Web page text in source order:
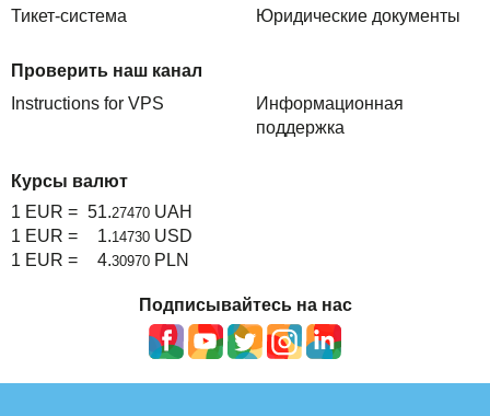
Тикет-система
Юридические документы
Проверить наш канал
Instructions for VPS
Информационная
поддержка
Курсы валют
1 EUR = 51.27470 UAH
1 EUR =
1.14730 USD
1 EUR =
4.30970 PLN
Подписывайтесь на нас